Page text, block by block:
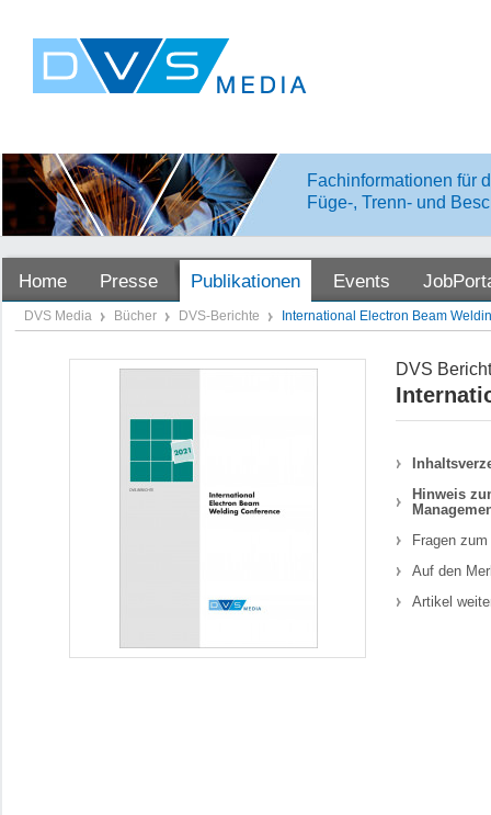
Fachinformationen für
Füge-, Trenn- und
Home Presse Publikationen Events
DVS Media Bücher DVS-Berichte International Electron Beam
DVS
Hinweis
Fragen
Auf den
Artikel